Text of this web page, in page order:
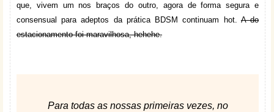
que, vivem um nos braços do outro, agora de forma segura e
consensual para adeptos da prática BDSM continuam hot.A do
estacionamento foi maravilhosa, hehehe.
Para todas as nossas primeiras vezes, no